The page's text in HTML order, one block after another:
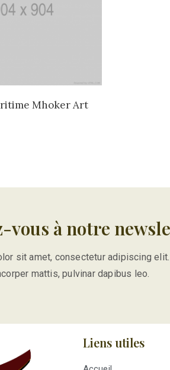
Mhoker Art
vous à notre
sit amet, consectetur adipiscing
mattis, pulvinar dapibus leo.
Liens utiles